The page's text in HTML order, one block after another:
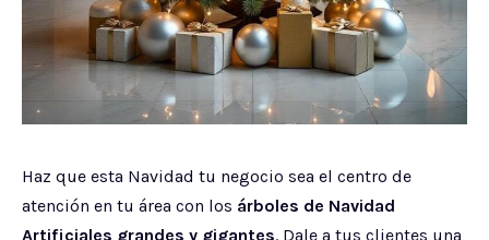
Haz que esta Navidad tu negocio sea el centro de
atención en tu área con los árboles de Navidad
Artificiales grandes y gigantes. Dale a tus clientes una